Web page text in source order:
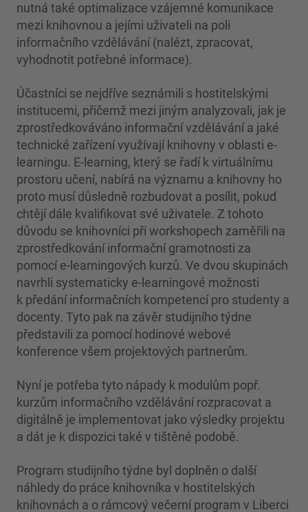
nutná také optimalizace vzájemné komunikace
mezi knihovnou a jejími uživateli na poli
informačního vzdělávání (nalézt, zpracovat,
vyhodnotit potřebné informace).
Účastníci se nejdříve seznámili s hostitelskými
institucemi, přičemž mezi jiným analyzovali, jak je
zprostředkováváno informační vzdělávání a jaké
technické zařízení využívají knihovny v oblasti e-
learningu. E-learning, který se řadí k virtuálnímu
prostoru učení, nabírá na významu a knihovny ho
proto musí důsledně rozbudovat a posílit, pokud
chtějí dále kvalifikovat své uživatele. Z tohoto
důvodu se knihovníci při workshopech zaměřili na
zprostředkování informační gramotnosti za
pomocí e-learningových kurzů. Ve dvou skupinách
navrhli systematicky e-learningové možnosti
k předání informačních kompetencí pro studenty a
docenty. Tyto pak na závěr studijního týdne
představili za pomocí hodinové webové
konference všem projektových partnerům.
Nyní je potřeba tyto nápady k modulům popř.
kurzům informačního vzdělávání rozpracovat a
digitálně je implementovat jako výsledky projektu
a dát je k dispozici také v tištěné podobě.
Program studijního týdne byl doplněn o další
náhledy do práce knihovníka v hostitelských
knihovnách a o rámcový večerní program v Liberci